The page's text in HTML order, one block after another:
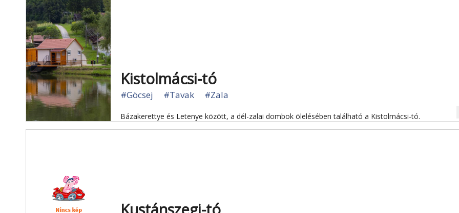
Kistolmácsi-tó
#Göcsej #Tavak #Zala
Bázakerettye és Letenye között, a dél-zalai dombok ölelésében található a Kistolmácsi-tó.
Kustánszegi-tó